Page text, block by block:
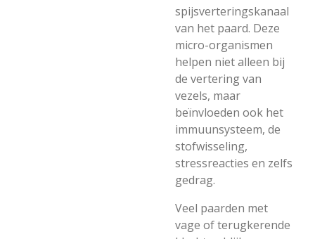
spijsverteringskanaal
van het paard. Deze
micro-organismen
helpen niet alleen bij
de vertering van
vezels, maar
beïnvloeden ook het
immuunsysteem, de
stofwisseling,
stressreacties en zelfs
gedrag.
Veel paarden met
vage of terugkerende